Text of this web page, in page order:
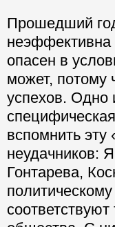
Прошедший
неэффективна
опасен в
может, потому
успехов. Одно
вспомнить
неудачников:
Гонтарева,